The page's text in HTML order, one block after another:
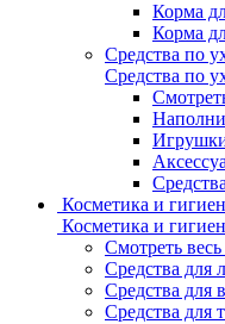
Корма
Корма
Средства по
Средства по
Косметика и
Косметика и
Смотреть весь
Средства для
Средства для
Средства для